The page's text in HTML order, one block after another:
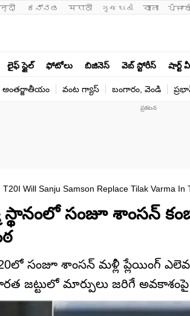
ಕನ್ನಡ मराठी ગુજરાતી বাংলা
లైఫ్ స్టైల్ ఫోటోలు బిజినెస్ వెబ్ స్టోరీస్ షార్ట్
అంతర్జాతీయం వంట గ్యాస్ బంగారం, వెండి
T20I Will Sanju Samson Replace Tilak Varma In
స్థానంలో సంజూ శాంసన్
సంజూ శాంసన్ మళ్లీ ప్లేయింగ్
జట్టులో మార్పులు జరిగే